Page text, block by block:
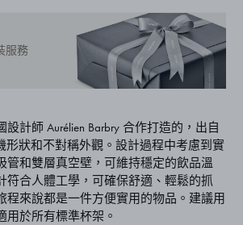
服務
計師 Aurélien Barbry 合作打造的，出自
形狀和不對稱外觀。設計過程中考慮到實
管和雙層真空壁，可維持穩定的飲品溫
符合人體工學，可確保舒適、輕鬆的抓
程來說都是一件方便實用的物品。建議用
用於所有標準杯架。